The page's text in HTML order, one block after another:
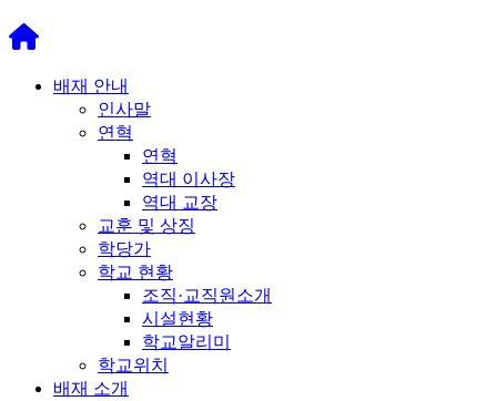
배재 안내
인사말
연혁
연혁
역대 이사장
역대 교장
교훈 및 상징
학당가
학교 현황
조직·교직원소개
시설현황
학교알리미
학교위치
배재 소개